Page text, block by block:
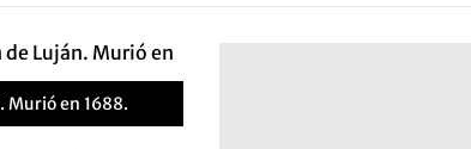
Murió en 1688.